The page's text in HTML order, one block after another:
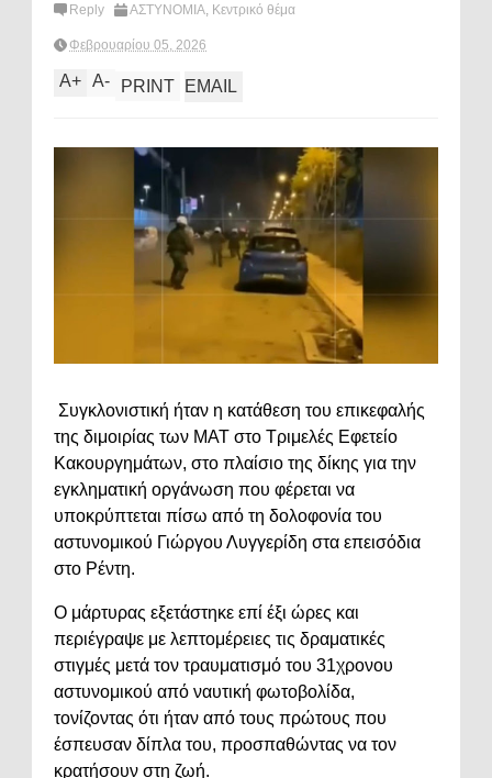
Reply ΑΣΤΥΝΟΜΙΑ, Κεντρικό θέμα
Φεβρουαρίου 05, 2026
A+ A- PRINT EMAIL
Συγκλονιστική ήταν η κατάθεση του επικεφαλής
της διμοιρίας των ΜΑΤ στο Τριμελές Εφετείο
Κακουργημάτων, στο πλαίσιο της δίκης για την
εγκληματική οργάνωση που φέρεται να
υποκρύπτεται πίσω από τη δολοφονία του
αστυνομικού Γιώργου Λυγγερίδη στα επεισόδια
στο Ρέντη.
Ο μάρτυρας εξετάστηκε επί έξι ώρες και
περιέγραψε με λεπτομέρειες τις δραματικές
στιγμές μετά τον τραυματισμό του 31χρονου
αστυνομικού από ναυτική φωτοβολίδα,
τονίζοντας ότι ήταν από τους πρώτους που
έσπευσαν δίπλα του, προσπαθώντας να τον
κρατήσουν στη ζωή.